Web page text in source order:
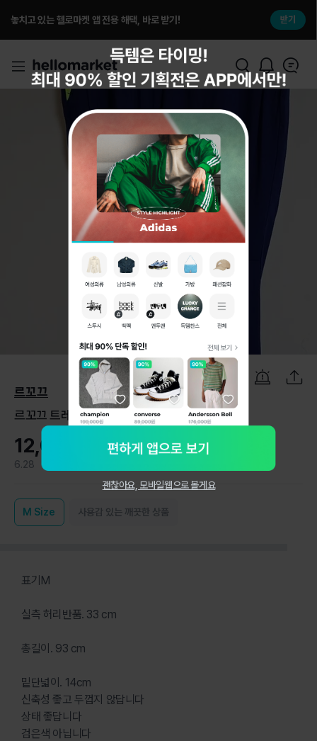
놓치고 있는 헬로마켓 앱 전용 해택, 바로 받기! 받기
1 / 8
르꼬끄
르꼬끄 트레이닝 바지 여성 k47
12,000원
6.28
M Size 사용감 있는 깨끗한 상품
표기M
실측 허리반품. 33 cm
총길이. 93 cm
밑단넓이. 14cm
신축성 좋고 두껍지 않답니다
상태 좋답니다
검은색 아닙니다
괜찮아요, 모바일웹으로 볼게요